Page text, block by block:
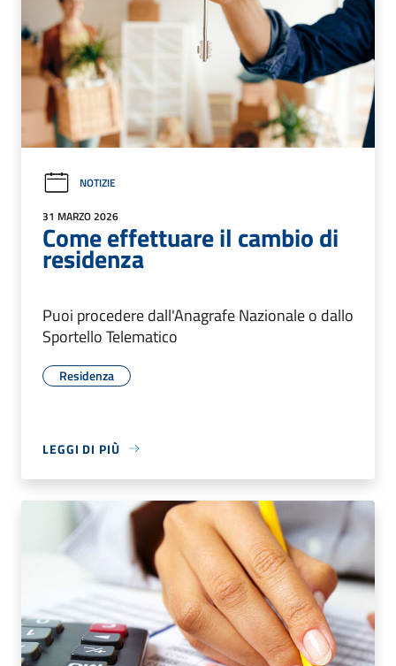
NOTIZIE
31 MARZO 2026
Come effettuare il cambio di
residenza
Puoi procedere dall'Anagrafe Nazionale o dallo
Sportello Telematico
Residenza
LEGGI DI PIÙ